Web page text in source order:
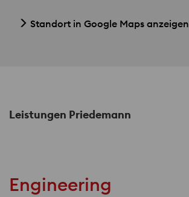
Standort in Google Maps anzeigen
Leistungen Priedemann
Engineering